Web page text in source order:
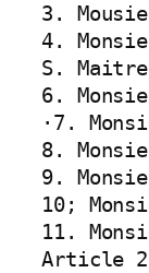
3.
4.
S.
6.
·7.
8.
9.
10;
11.
Article 2